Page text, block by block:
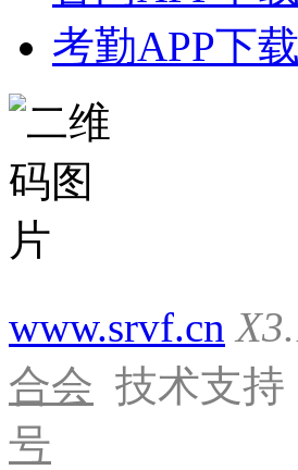
考勤APP下载
www.srvf.cn
合会 技术支持
号